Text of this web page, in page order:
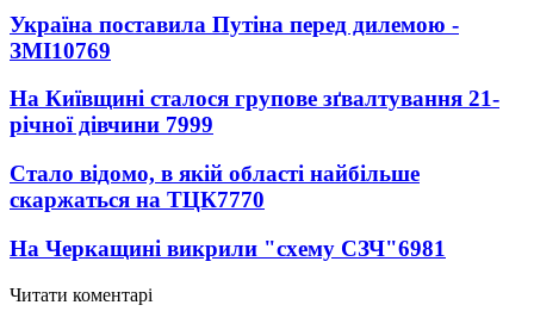
Україна поставила Путіна перед дилемою -
ЗМІ10769
На Київщині сталося групове зґвалтування 21-
річної дівчини 7999
Стало відомо, в якій області найбільше
скаржаться на ТЦК7770
На Черкащині викрили "схему СЗЧ"6981
Читати коментарі